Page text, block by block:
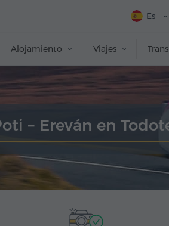
Es
Alojamiento Viajes
– Ereván en